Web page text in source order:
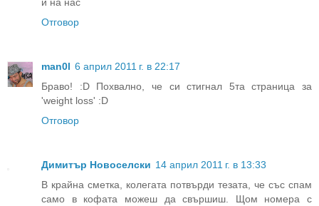
Отговор
man0l 6 април 2011 г. в 22:17
Браво! :D Похвално, че си стигнал 5та страница за
'weight loss' :D
Отговор
Димитър Новоселски 14 април 2011 г. в 13:33
В крайна сметка, колегата потвърди тезата, че със спам
само в кофата можеш да свършиш. Щом номера с